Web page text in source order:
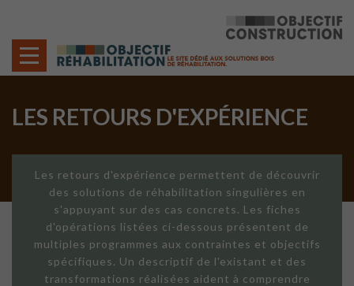
LES RETOURS D'EXPÉRIENCE
Les retours d'expérience permettent de découvrir
des solutions de réhabilitation singulières en
s'appuyant sur des cas concrets. Les fiches
d'opérations listées ci-dessous présentent de
multiples programmes aux contraintes et objectifs
spécifiques. Un descriptif de l'existant et des
transformations réalisées aident à comprendre